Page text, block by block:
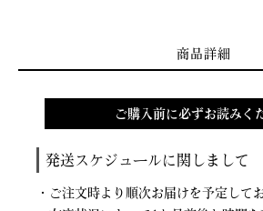
商品詳細
ご購入前に必ずお読みく
発送スケジュールに関しまして
・ご注文時より順次お届けを予定して